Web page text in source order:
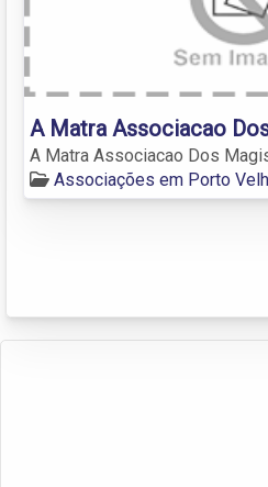
A Matra Associacao
A Matra Associacao Dos
Associações em Porto